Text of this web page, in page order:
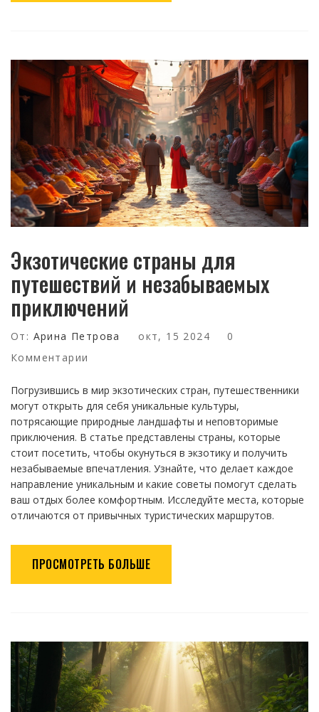
Экзотические страны для
путешествий и незабываемых
приключений
От: Арина Петрова окт, 15 2024
0
Комментарии
Погрузившись в мир экзотических стран, путешественники
могут открыть для себя уникальные культуры,
потрясающие природные ландшафты и неповторимые
приключения. В статье представлены страны, которые
стоит посетить, чтобы окунуться в экзотику и получить
незабываемые впечатления. Узнайте, что делает каждое
направление уникальным и какие советы помогут сделать
ваш отдых более комфортным. Исследуйте места, которые
отличаются от привычных туристических маршрутов.
ПРОСМОТРЕТЬ БОЛЬШЕ